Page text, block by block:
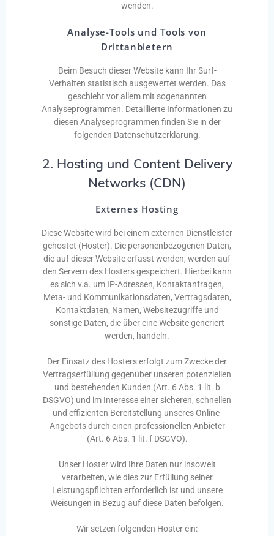
wenden.
Analyse-Tools und Tools von
Drittanbietern
Beim Besuch dieser Website kann Ihr Surf-
Verhalten statistisch ausgewertet werden. Das
geschieht vor allem mit sogenannten
Analyseprogrammen. Detaillierte Informationen zu
diesen Analyseprogrammen finden Sie in der
folgenden Datenschutzerklärung.
2. Hosting und Content Delivery
Networks (CDN)
Externes Hosting
Diese Website wird bei einem externen Dienstleister
gehostet (Hoster). Die personenbezogenen Daten,
die auf dieser Website erfasst werden, werden auf
den Servern des Hosters gespeichert. Hierbei kann
es sich v.a. um IP-Adressen, Kontaktanfragen,
Meta- und Kommunikationsdaten, Vertragsdaten,
Kontaktdaten, Namen, Websitezugriffe und
sonstige Daten, die über eine Website generiert
werden, handeln.
Der Einsatz des Hosters erfolgt zum Zwecke der
Vertragserfüllung gegenüber unseren potenziellen
und bestehenden Kunden (Art. 6 Abs. 1 lit. b
DSGVO) und im Interesse einer sicheren, schnellen
und effizienten Bereitstellung unseres Online-
Angebots durch einen professionellen Anbieter
(Art. 6 Abs. 1 lit. f DSGVO).
Unser Hoster wird Ihre Daten nur insoweit
verarbeiten, wie dies zur Erfüllung seiner
Leistungspflichten erforderlich ist und unsere
Weisungen in Bezug auf diese Daten befolgen.
Wir setzen folgenden Hoster ein: